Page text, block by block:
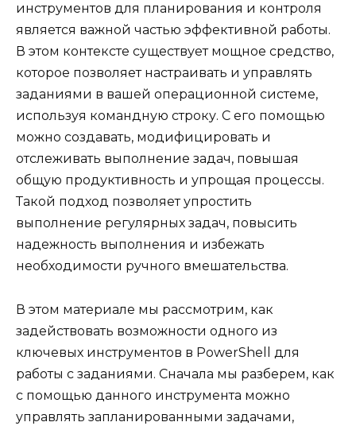
инструментов для планирования и контроля
является важной частью эффективной работы.
В этом контексте существует мощное средство,
которое позволяет настраивать и управлять
заданиями в вашей операционной системе,
используя командную строку. С его помощью
можно создавать, модифицировать и
отслеживать выполнение задач, повышая
общую продуктивность и упрощая процессы.
Такой подход позволяет упростить
выполнение регулярных задач, повысить
надежность выполнения и избежать
необходимости ручного вмешательства.
В этом материале мы рассмотрим, как
задействовать возможности одного из
ключевых инструментов в PowerShell для
работы с заданиями. Сначала мы разберем, как
с помощью данного инструмента можно
управлять запланированными задачами,